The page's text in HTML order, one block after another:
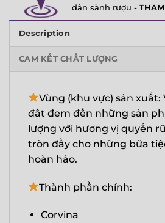
dân sành rượu -
Description
CAM KẾT CHẤT LƯỢNG
Vùng (khu vực) sản xuất:
đẩt đem đến những sản
lượng với hương vị quyến
tròn đầy cho những bữa
hoàn hảo.
Thành phần chính:
Corvina